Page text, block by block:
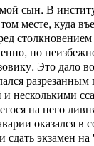
сын. В
месте, куда
но
Это дало
несколькими
на него
оказался в
сдать экзамен